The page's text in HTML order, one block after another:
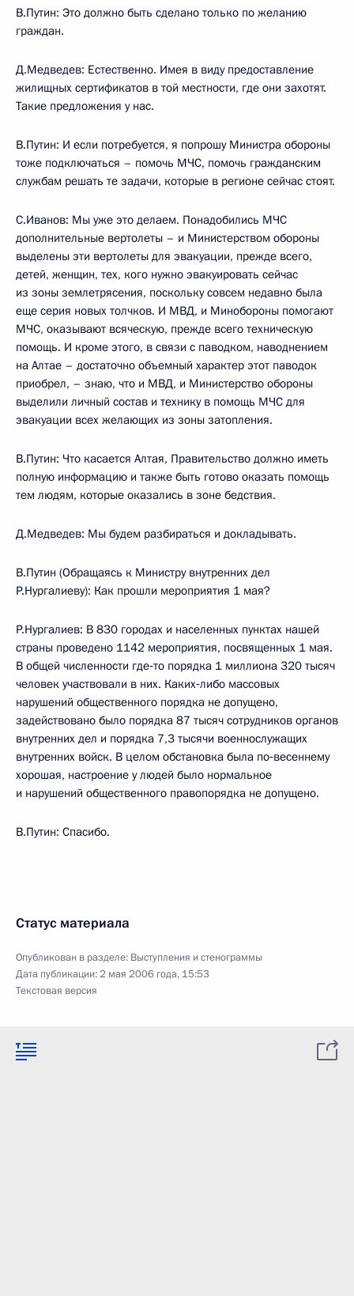
В.Путин: Это должно быть сделано только по желанию
граждан.
Д.Медведев: Естественно. Имея в виду предоставление
жилищных сертификатов в той местности, где они захотят.
Такие предложения у нас.
В.Путин: И если потребуется, я попрошу Министра обороны
тоже подключаться – помочь МЧС, помочь гражданским
службам решать те задачи, которые в регионе сейчас стоят.
С.Иванов: Мы уже это делаем. Понадобились МЧС
дополнительные вертолеты – и Министерством обороны
выделены эти вертолеты для эвакуации, прежде всего,
детей, женщин, тех, кого нужно эвакуировать сейчас
из зоны землетрясения, поскольку совсем недавно была
еще серия новых толчков. И МВД, и Минобороны помогают
МЧС, оказывают всяческую, прежде всего техническую
помощь. И кроме этого, в связи с паводком, наводнением
на Алтае – достаточно объемный характер этот паводок
приобрел, – знаю, что и МВД, и Министерство обороны
выделили личный состав и технику в помощь МЧС для
эвакуации всех желающих из зоны затопления.
В.Путин: Что касается Алтая, Правительство должно иметь
полную информацию и также быть готово оказать помощь
тем людям, которые оказались в зоне бедствия.
Д.Медведев: Мы будем разбираться и докладывать.
В.Путин (Обращаясь к Министру внутренних дел
Р.Нургалиеву): Как прошли мероприятия 1 мая?
Р.Нургалиев: В 830 городах и населенных пунктах нашей
страны проведено 1142 мероприятия, посвященных 1 мая.
В общей численности где‑то порядка 1 миллиона 320 тысяч
человек участвовали в них. Каких‑либо массовых
нарушений общественного порядка не допущено,
задействовано было порядка 87 тысяч сотрудников органов
внутренних дел и порядка 7,3 тысячи военнослужащих
внутренних войск. В целом обстановка была по‑весеннему
хорошая, настроение у людей было нормальное
и нарушений общественного правопорядка не допущено.
В.Путин: Спасибо.
Статус материала
Опубликован в разделе: Выступления и стенограммы
Дата публикации:2 мая 2006 года, 15:53
Текстовая версия